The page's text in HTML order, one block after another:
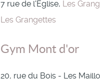
7 rue de l'Église, Les
Les Grangettes
Gym Mont d'or
20, rue du Bois - Les